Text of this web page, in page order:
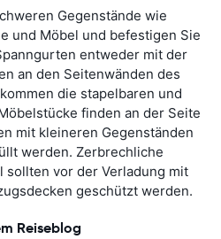
Gegenstände wie
und Möbel und befestigen Sie
entweder mit der
an den Seitenwänden des
die stapelbaren und
finden an der Seite
mit kleineren Gegenständen
werden. Zerbrechliche
sollten vor der Verladung mit
geschützt werden.
Reiseblog